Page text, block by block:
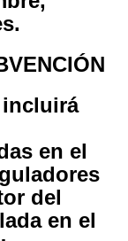
incluirá
en el
del
en el